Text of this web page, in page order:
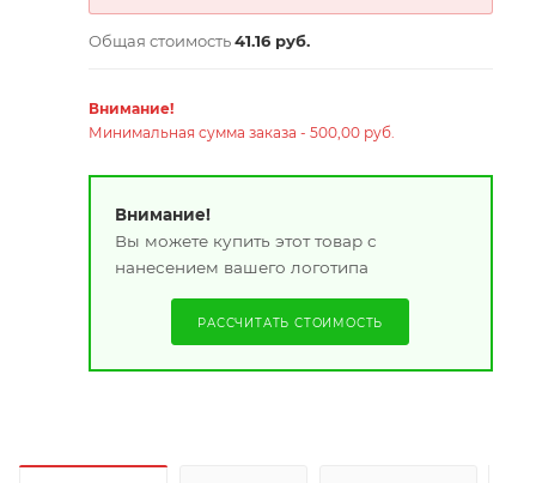
Общая стоимость41.16 руб.
Внимание!
Минимальная сумма заказа - 500,00 руб.
Внимание!
Вы можете купить этот товар с
нанесением вашего логотипа
РАССЧИТАТЬ СТОИМОСТЬ